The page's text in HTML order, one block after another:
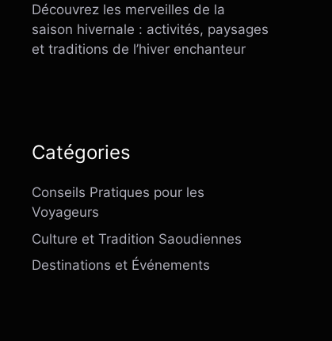
Découvrez les merveilles de la
saison hivernale : activités, paysages
et traditions de l’hiver enchanteur
Catégories
Conseils Pratiques pour les
Voyageurs
Culture et Tradition Saoudiennes
Destinations et Événements